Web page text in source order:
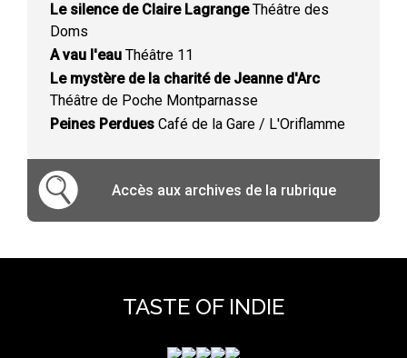
Le silence de Claire LagrangeThéâtre des
Doms
A vau l'eau Théâtre 11
Le mystère de la charité de Jeanne d'Arc
Théâtre de Poche Montparnasse
Peines Perdues Café de la Gare / L'Oriflamme
Accès aux archives de la rubrique
TASTE OF INDIE